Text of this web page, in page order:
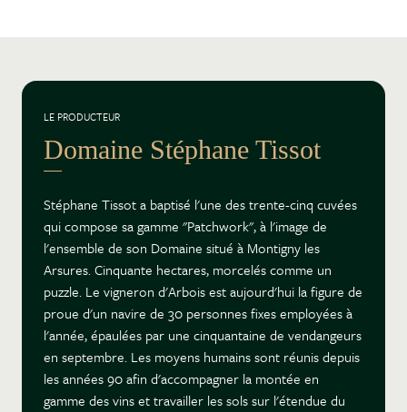
LE PRODUCTEUR
Domaine Stéphane Tissot
Stéphane Tissot a baptisé l'une des trente-cinq cuvées
qui compose sa gamme "Patchwork", à l'image de
l'ensemble de son Domaine situé à Montigny les
Arsures. Cinquante hectares, morcelés comme un
puzzle. Le vigneron d'Arbois est aujourd'hui la figure de
proue d'un navire de 30 personnes fixes employées à
l'année, épaulées par une cinquantaine de vendangeurs
en septembre. Les moyens humains sont réunis depuis
les années 90 afin d'accompagner la montée en
gamme des vins et travailler les sols sur l'étendue du